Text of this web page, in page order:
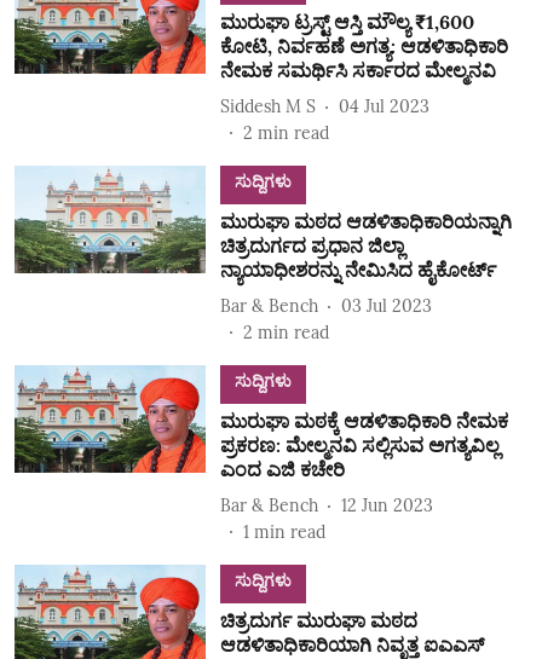
ಮುರುಘಾ ಟ್ರಸ್ಟ್‌ ಆಸ್ತಿ ಮೌಲ್ಯ ₹1,600
ಕೋಟಿ, ನಿರ್ವಹಣೆ ಅಗತ್ಯ: ಆಡಳಿತಾಧಿಕಾರಿ
ನೇಮಕ ಸಮರ್ಥಿಸಿ ಸರ್ಕಾರದ ಮೇಲ್ಮನವಿ
Siddesh M S
04 Jul 2023
2 min read
ಸುದ್ದಿಗಳು
ಮುರುಘಾ ಮಠದ ಆಡಳಿತಾಧಿಕಾರಿಯನ್ನಾಗಿ
ಚಿತ್ರದುರ್ಗದ ಪ್ರಧಾನ ಜಿಲ್ಲಾ
ನ್ಯಾಯಾಧೀಶರನ್ನು ನೇಮಿಸಿದ ಹೈಕೋರ್ಟ್‌
Bar & Bench
03 Jul 2023
2 min read
ಸುದ್ದಿಗಳು
ಮುರುಘಾ ಮಠಕ್ಕೆ ಆಡಳಿತಾಧಿಕಾರಿ ನೇಮಕ
ಪ್ರಕರಣ: ಮೇಲ್ಮನವಿ ಸಲ್ಲಿಸುವ ಅಗತ್ಯವಿಲ್ಲ
ಎಂದ ಎಜಿ ಕಚೇರಿ
Bar & Bench
12 Jun 2023
1 min read
ಸುದ್ದಿಗಳು
ಚಿತ್ರದುರ್ಗ ಮುರುಘಾ ಮಠದ
ಆಡಳಿತಾಧಿಕಾರಿಯಾಗಿ ನಿವೃತ್ತ ಐಎಎಸ್‌